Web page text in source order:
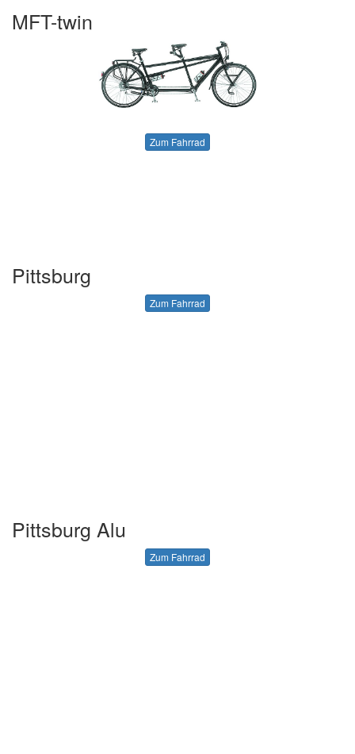
MFT-twin
Zum Fahrrad
Pittsburg
Zum Fahrrad
Pittsburg Alu
Zum Fahrrad